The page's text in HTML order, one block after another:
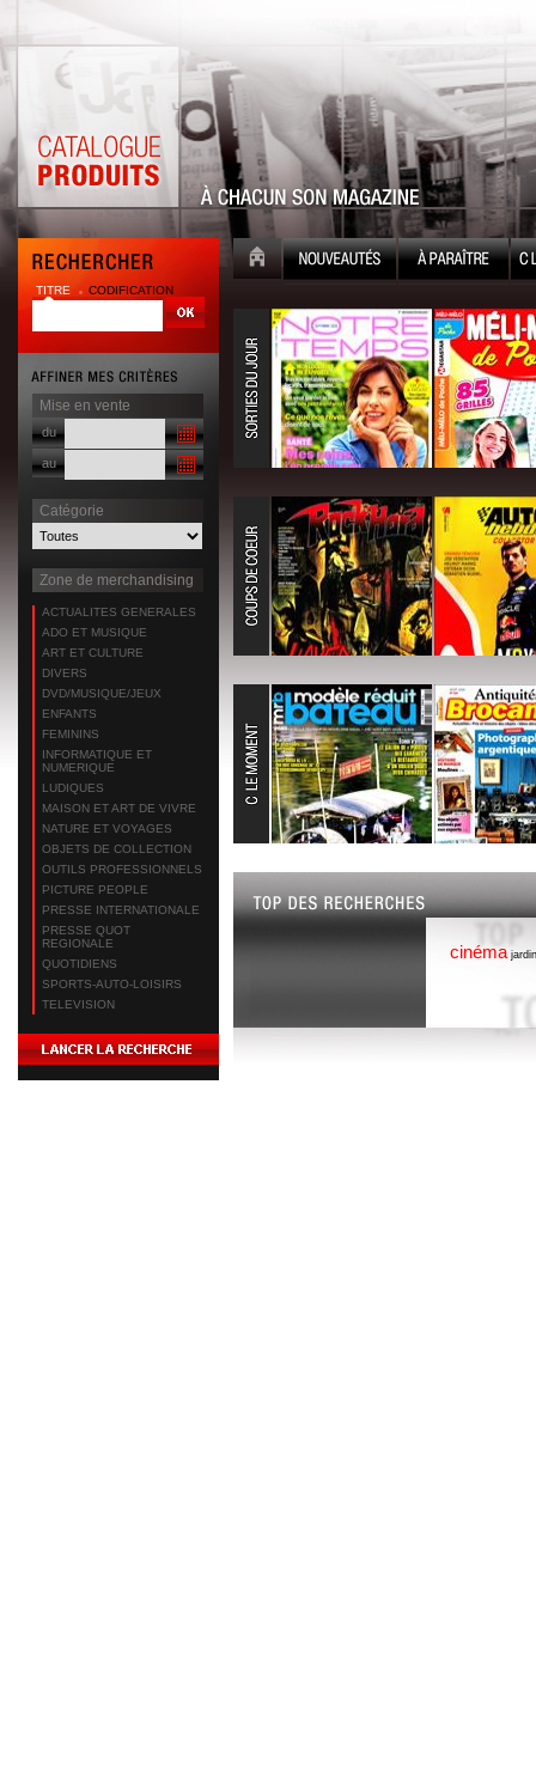
TITRE CODIFICATION
Mise en vente
du
au
Catégorie
Zone de merchandising
ACTUALITES GENERALES
ADO ET MUSIQUE
ART ET CULTURE
DIVERS
DVD/MUSIQUE/JEUX
ENFANTS
FEMININS
INFORMATIQUE ET
NUMERIQUE
LUDIQUES
MAISON ET ART DE VIVRE
NATURE ET VOYAGES
OBJETS DE COLLECTION
OUTILS PROFESSIONNELS
PICTURE PEOPLE
PRESSE INTERNATIONALE
PRESSE QUOT
REGIONALE
QUOTIDIENS
SPORTS-AUTO-LOISIRS
TELEVISION
cinéma jardin